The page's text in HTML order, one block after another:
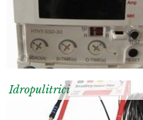
Idropulitrici